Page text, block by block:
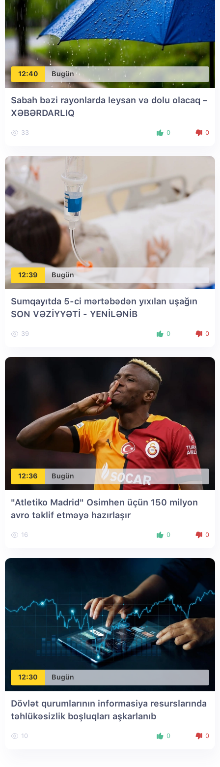
12:40 Bugün
Sabah bəzi rayonlarda leysan və dolu olacaq –
XƏBƏRDARLIQ
33 0 0
12:39 Bugün
Sumqayıtda 5-ci mərtəbədən yıxılan uşağın
SON VƏZİYYƏTİ - YENİLƏNİB
39 0 0
12:36 Bugün
"Atletiko Madrid" Osimhen üçün 150 milyon
avro təklif etməyə hazırlaşır
16 0 0
12:30 Bugün
Dövlət qurumlarının informasiya resurslarında
təhlükəsizlik boşluqları aşkarlanıb
10 0 0